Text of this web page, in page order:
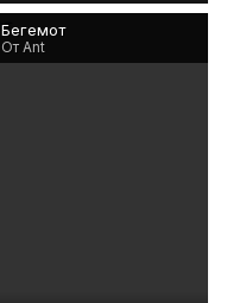
Бегемот
От Ant